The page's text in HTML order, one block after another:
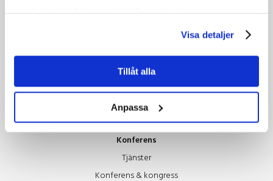
Visa detaljer
Tillåt alla
Anpassa
Powerpose FM festival
Jazzfestivalen
Vin i Umeå
Umeå Beer Festival
Konferens
Tjänster
Konferens & kongress